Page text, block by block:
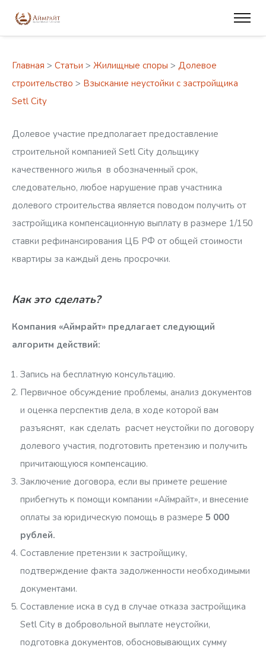
Главная > Статьи > Жилищные споры > Долевое
строительство > Взыскание неустойки с застройщика
Setl City
Долевое участие предполагает предоставление
строительной компанией Setl City дольщику
качественного жилья в обозначенный срок,
следовательно, любое нарушение прав участника
долевого строительства является поводом получить от
застройщика компенсационную выплату в размере 1/150
ставки рефинансирования ЦБ РФ от общей стоимости
квартиры за каждый день просрочки.
Как это сделать?
Компания «Аймрайт» предлагает следующий
алгоритм действий:
Запись на бесплатную консультацию.
Первичное обсуждение проблемы, анализ документов
и оценка перспектив дела, в ходе которой вам
разъяснят, как сделать расчет неустойки по договору
долевого участия, подготовить претензию и получить
причитающуюся компенсацию.
Заключение договора, если вы примете решение
прибегнуть к помощи компании «Аймрайт», и внесение
оплаты за юридическую помощь в размере 5 000
рублей.
Составление претензии к застройщику,
подтверждение факта задолженности необходимыми
документами.
Составление иска в суд в случае отказа застройщика
Setl City в добровольной выплате неустойки,
подготовка документов, обосновывающих сумму